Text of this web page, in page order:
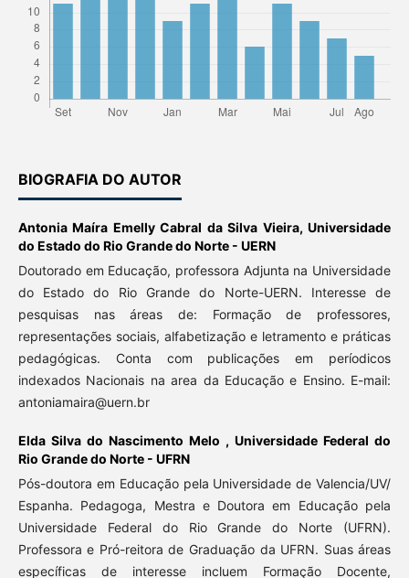
BIOGRAFIA DO AUTOR
Antonia Maíra Emelly Cabral da Silva Vieira,Universidade
do Estado do Rio Grande do Norte - UERN
Doutorado em Educação, professora Adjunta na Universidade
do Estado do Rio Grande do Norte-UERN. Interesse de
pesquisas nas áreas de: Formação de professores,
representações sociais, alfabetização e letramento e práticas
pedagógicas. Conta com publicações em períodicos
indexados Nacionais na area da Educação e Ensino. E-mail:
antoniamaira@uern.br
Elda Silva do Nascimento Melo ,Universidade Federal do
Rio Grande do Norte - UFRN
Pós-doutora em Educação pela Universidade de Valencia/UV/
Espanha. Pedagoga, Mestra e Doutora em Educação pela
Universidade Federal do Rio Grande do Norte (UFRN).
Professora e Pró-reitora de Graduação da UFRN. Suas áreas
específicas de interesse incluem Formação Docente,